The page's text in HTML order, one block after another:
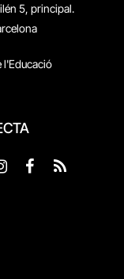
5, principal.
l'Educació
Facebook
RSS